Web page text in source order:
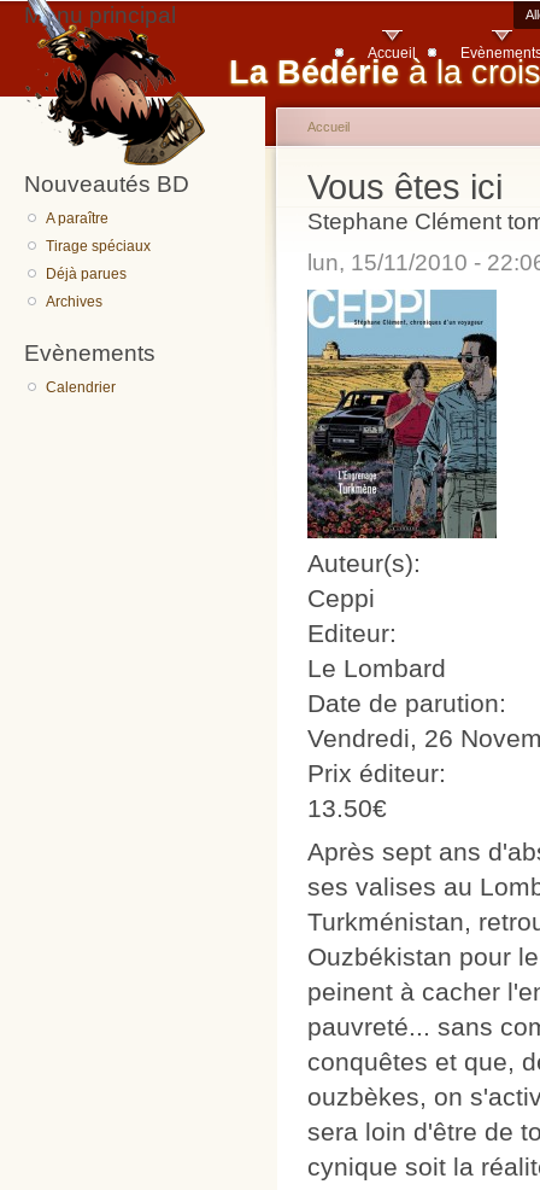
La Bédérie à la
Menu principal
Accueil
Nouveautés BD
A paraître
Tirage spéciaux
Déjà parues
Archives
Evènements
Calendrier
Vous êtes ici
Accueil
Stephane Clément
lun, 15/11/2010 -
Auteur(s):
Ceppi
Editeur:
Le Lombard
Date de parution:
Vendredi, 26
Prix éditeur:
13.50€
Après sept ans
ses valises au
Turkménistan,
Ouzbékistan pour
peinent à cacher
pauvreté... sans
conquêtes et que,
ouzbèkes, on
sera loin d'être de
cynique soit la